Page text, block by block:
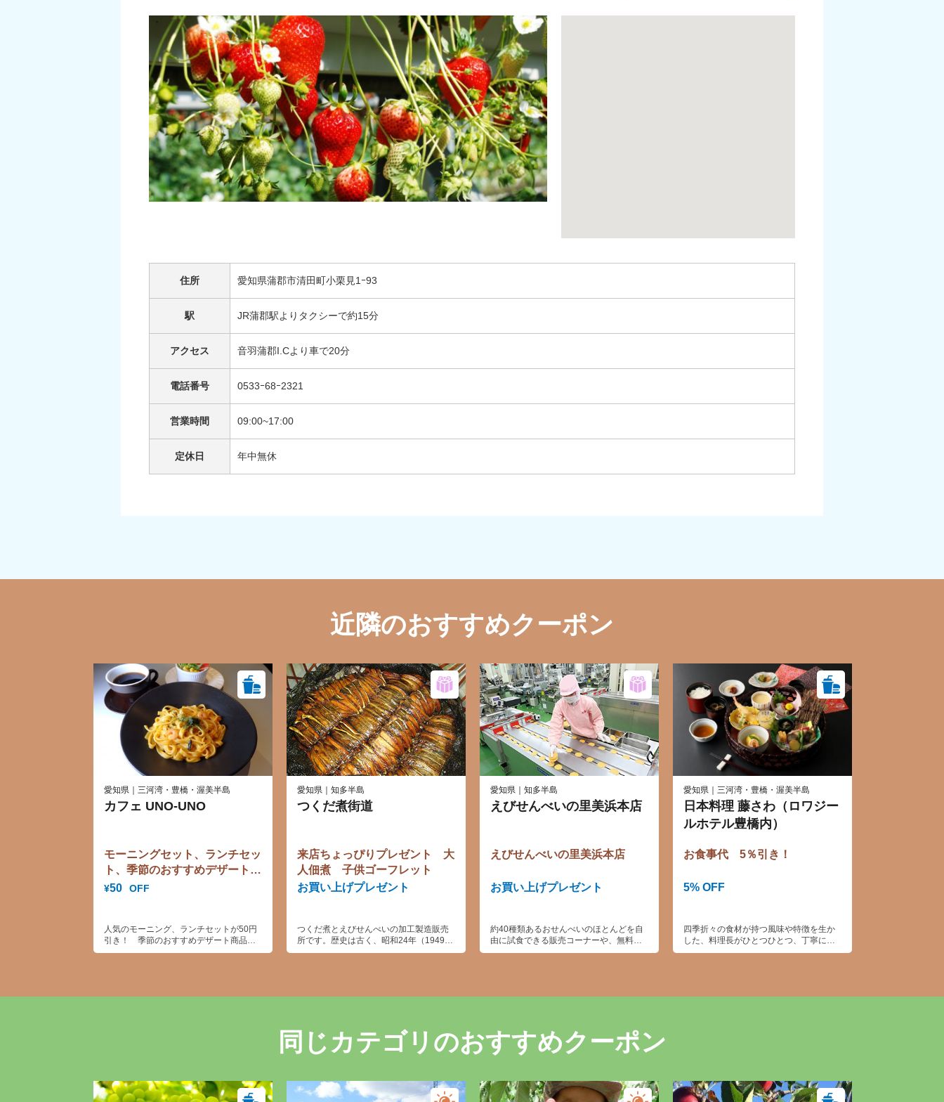
住所 愛知県蒲郡市清田町小栗見1ｰ93
駅 JR蒲郡駅よりタクシーで約15分
アクセス 音羽蒲郡I.Cより車で20分
電話番号 0533ｰ68ｰ2321
営業時間 09:00~17:00
定休日 年中無休
近隣のおすすめクーポン
愛知県｜三河湾・豊橋・渥美半島
カフェ UNO-UNO
モーニングセット、ランチセッ
ト、季節のおすすめデザート
50円引き！
¥50 OFF
人気のモーニング、ランチセットが50円
引き！ 季節のおすすめデザート商品
も！！
愛知県｜知多半島
つくだ煮街道
来店ちょっぴりプレゼント 大
人佃煮 子供ゴーフレット
お買い上げプレゼント
つくだ煮とえびせんべいの加工製造販売
所です。歴史は古く、昭和24年（1949）
の創業です。
愛知県｜知多半島
えびせんべいの里美浜本店
えびせんべいの里美浜本店
お買い上げプレゼント
約40種類あるおせんべいのほとんどを自
由に試食できる販売コーナーや、無料の
コーヒー・お茶を飲むことができる休憩
愛知県｜三河湾・豊橋・渥美半島
日本料理 藤さわ（ロワジー
ルホテル豊橋内）
お食事代 5％引き！
5% OFF
四季折々の食材が持つ風味や特徴を生か
した、料理長がひとつひとつ、丁寧に工
夫を凝らして作り上げる日本料理をお得
同じカテゴリのおすすめクーポン